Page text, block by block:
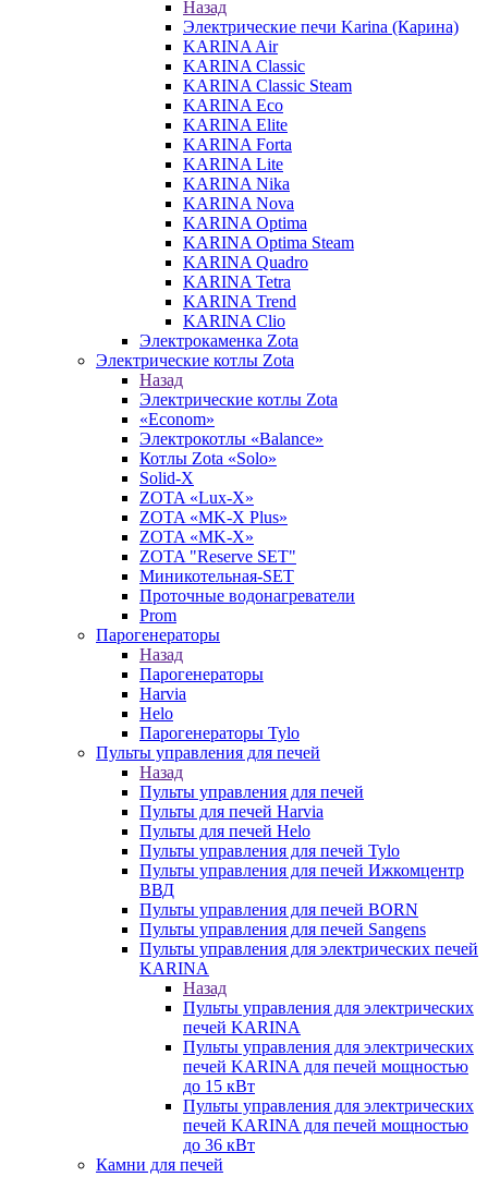
Назад
Электрические печи Karina (Карина)
KARINA Air
KARINA Classic
KARINA Classic Steam
KARINA Eco
KARINA Elite
KARINA Forta
KARINA Lite
KARINA Nika
KARINA Nova
KARINA Optima
KARINA Optima Steam
KARINA Quadro
KARINA Tetra
KARINA Trend
KARINA Clio
Электрокаменка Zota
Электрические котлы Zota
Назад
Электрические котлы Zota
«Econom»
Электрокотлы «Balance»
Котлы Zota «Solo»
Solid-X
ZOTA «Lux-X»
ZOTA «MK-X Plus»
ZOTA «MK-X»
ZOTA "Reserve SET"
Миникотельная-SET
Проточные водонагреватели
Prom
Парогенераторы
Назад
Парогенераторы
Harvia
Helo
Парогенераторы Tylo
Пульты управления для печей
Назад
Пульты управления для печей
Пульты для печей Harvia
Пульты для печей Helo
Пульты управления для печей Tylo
Пульты управления для печей Ижкомцентр
ВВД
Пульты управления для печей BORN
Пульты управления для печей Sangens
Пульты управления для электрических печей
KARINA
Назад
Пульты управления для электрических
печей KARINA
Пульты управления для электрических
печей KARINA для печей мощностью
до 15 кВт
Пульты управления для электрических
печей KARINA для печей мощностью
до 36 кВт
Камни для печей